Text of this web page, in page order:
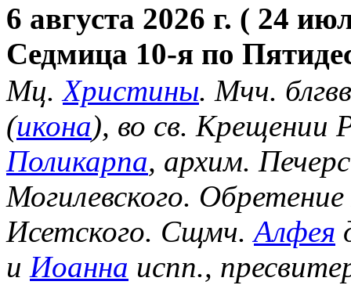
6 августа 2026 г. ( 24
Седмица 10-я по
Мц.Христины. Мчч.
(икона), во св. Крещении
Поликарпа, архим.
Могилевского.
Исетского. Сщмч.Алфея
и Иоанна испп.,